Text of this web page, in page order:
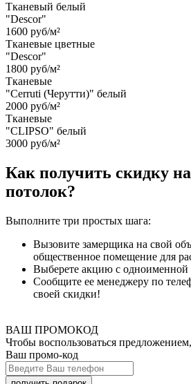
Тканевый белый
"Descor"
1600 руб/м²
Тканевые цветные
"Descor"
1800 руб/м²
Тканевые
"Cerruti (Черутти)" белый
2000 руб/м²
Тканевые
"CLIPSO" белый
3000 руб/м²
Как получить скидку
потолок?
Выполните три простых шага:
Вызовите замерщика на свой
общественное помещение для
Выберете акцию с одноименной
Сообщите ее менеджеру по
своей скидки!
ВАШ ПРОМОКОД
Чтобы воспользоваться
Ваш промо-код